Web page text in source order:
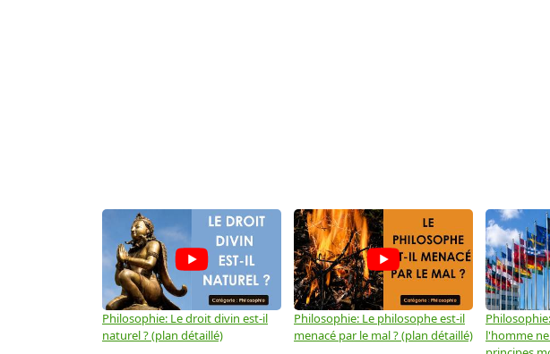
Philosophie: Le droit divin est-il
naturel ? (plan détaillé)
Philosophie: Le philosophe est-il
menacé par le mal ? (plan détaillé)
l'homme